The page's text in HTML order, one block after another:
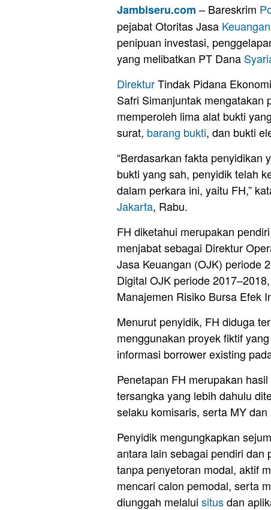
Jambiseru.com – Bareskrim
pejabat Otoritas Jasa Keuangan
penipuan investasi,
yang melibatkan PT Dana
DirekturTindak Pidana
Safri Simanjuntak mengatakan
memperoleh lima alat bukti
surat, barang bukti, dan bukti
“Berdasarkan fakta penyidikan
bukti yang sah, penyidik telah
dalam perkara ini, yaitu FH,”
Jakarta, Rabu.
FH diketahui merupakan
menjabat sebagai Direktur
Jasa Keuangan (OJK) periode
Digital OJK periode
Manajemen Risiko Bursa Efek
Menurut penyidik, FH diduga
menggunakan proyek fiktif
informasi borrower existing
Penetapan FH merupakan
tersangka yang lebih dahulu
selaku komisaris, serta MY dan
Penyidik mengungkapkan
antara lain sebagai pendiri dan
tanpa penyetoran modal, aktif
mencari calon pemodal, serta
diunggah melalui situsdan